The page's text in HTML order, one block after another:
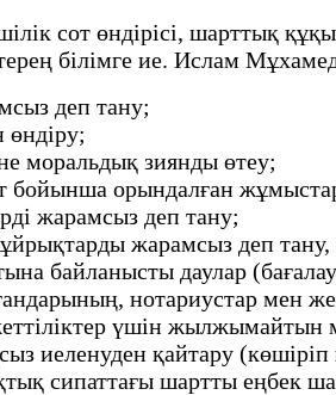
сот өндірісі, шарттық
білімге ие. Ислам
деп тану;
моральдық зиянды өтеу;
бойынша орындалған
жарамсыз деп тану;
жарамсыз деп тану,
байланысты даулар
нотариустар мен
үшін жылжымайтын
иеленуден қайтару
сипаттағы шартты еңбек